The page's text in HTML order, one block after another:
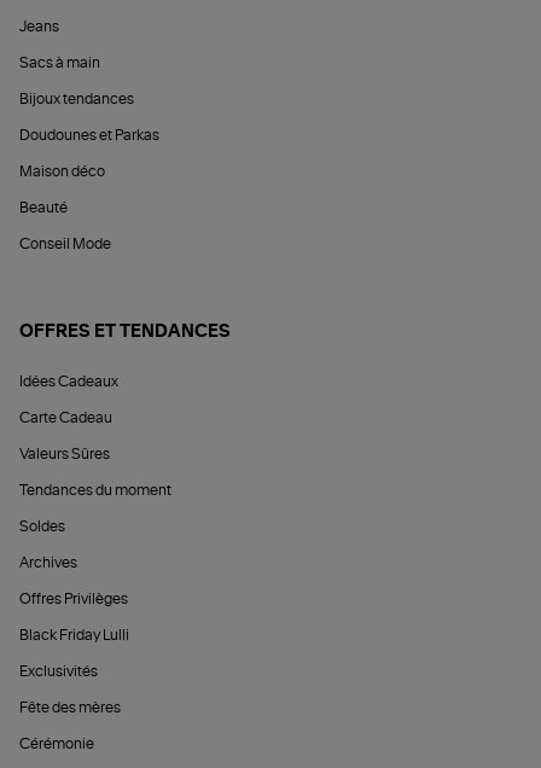
Jeans
Sacs à main
Bijoux tendances
Doudounes et Parkas
Maison déco
Beauté
Conseil Mode
OFFRES ET TENDANCES
Idées Cadeaux
Carte Cadeau
Valeurs Sûres
Tendances du moment
Soldes
Archives
Offres Privilèges
Black Friday Lulli
Exclusivités
Fête des mères
Cérémonie